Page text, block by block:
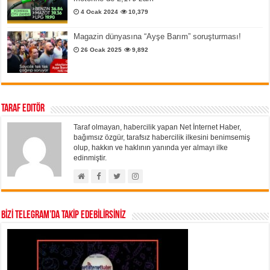
4 Ocak 2024 10,379
Magazin dünyasına “Ayşe Barım” soruşturması!
26 Ocak 2025 9,892
Taraf Editör
Taraf olmayan, habercilik yapan Net İnternet Haber,
bağımsız özgür, tarafsız habercilik ilkesini benimsemiş
olup, hakkın ve haklının yanında yer almayı ilke
edinmiştir.
BİZİ TELEGRAM’DA TAKİP EDEBİLİRSİNİZ